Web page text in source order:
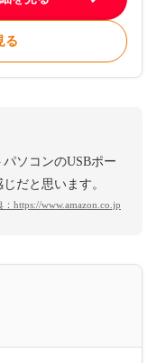
る
ソコンのUSBポー
だと思います。
https://www.amazon.co.jp